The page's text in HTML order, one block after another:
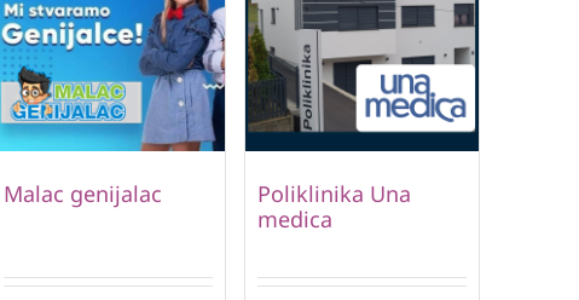
Malac genijalac
Poliklinika Una
medica